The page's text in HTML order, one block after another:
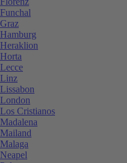
Funchal
Graz
Hamburg
Heraklion
Horta
Lecce
Linz
Lissabon
London
Los Cristianos
Madalena
Mailand
Malaga
Neapel